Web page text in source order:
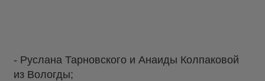
- Руслана Тарновского и Анаиды Колпаковой
из Вологды;